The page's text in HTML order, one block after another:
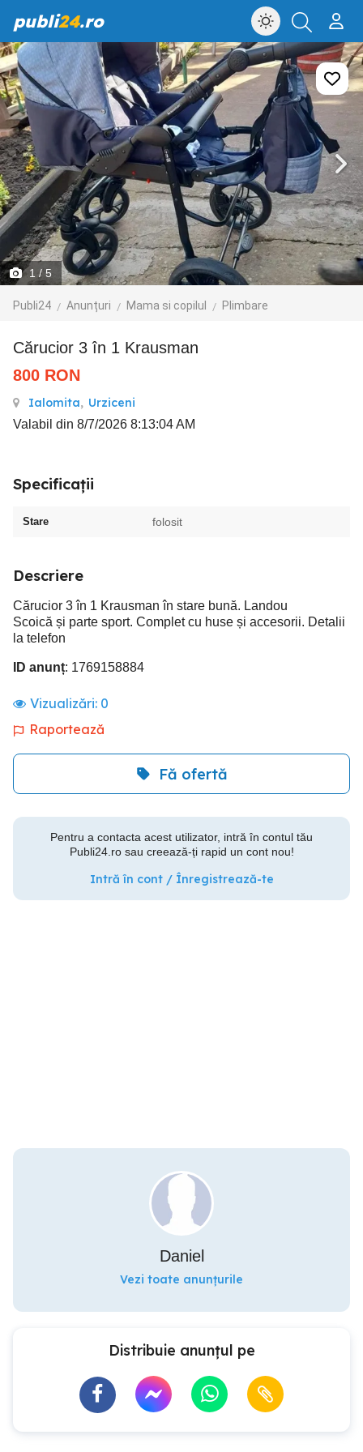
publi24.ro
1 / 5
Publi24 Anunțuri Mama si copilul Plimbare
Cărucior 3 în 1 Krausman
800 RON
Ialomita, Urziceni
Valabil din 8/7/2026 8:13:04 AM
Specificații
Stare folosit
Descriere
Cărucior 3 în 1 Krausman în stare bună. Landou
Scoică și parte sport. Complet cu huse și accesorii. Detalii
la telefon
ID anunț: 1769158884
Vizualizări: 0
Raportează
Fă ofertă
Pentru a contacta acest utilizator, intră în contul tău
Publi24.ro sau creează-ți rapid un cont nou!
Intră în cont / Înregistrează-te
Daniel
Vezi toate anunțurile
Distribuie anunțul pe